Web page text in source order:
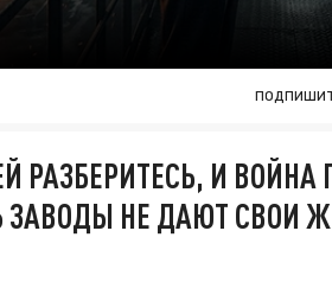
РАЗБЕРИТЕСЬ, И ВОЙНА
НЕ ДАЮТ СВОИ